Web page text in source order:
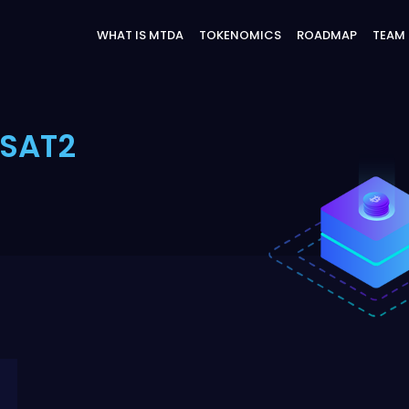
WHAT IS MTDA TOKENOMICS ROADMAP TEAM